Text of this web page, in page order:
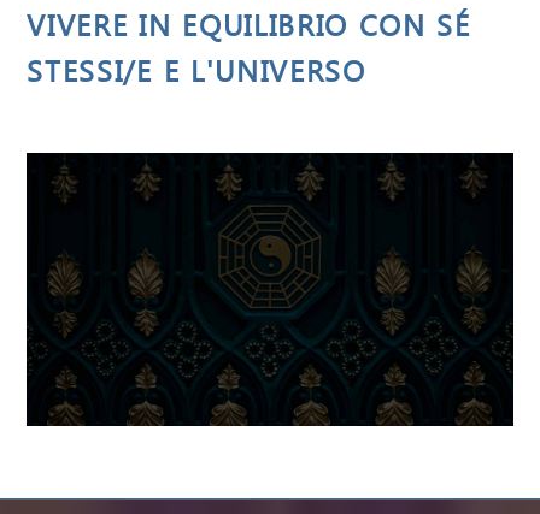
VIVERE IN EQUILIBRIO CON SÉ
STESSI/E E L'UNIVERSO